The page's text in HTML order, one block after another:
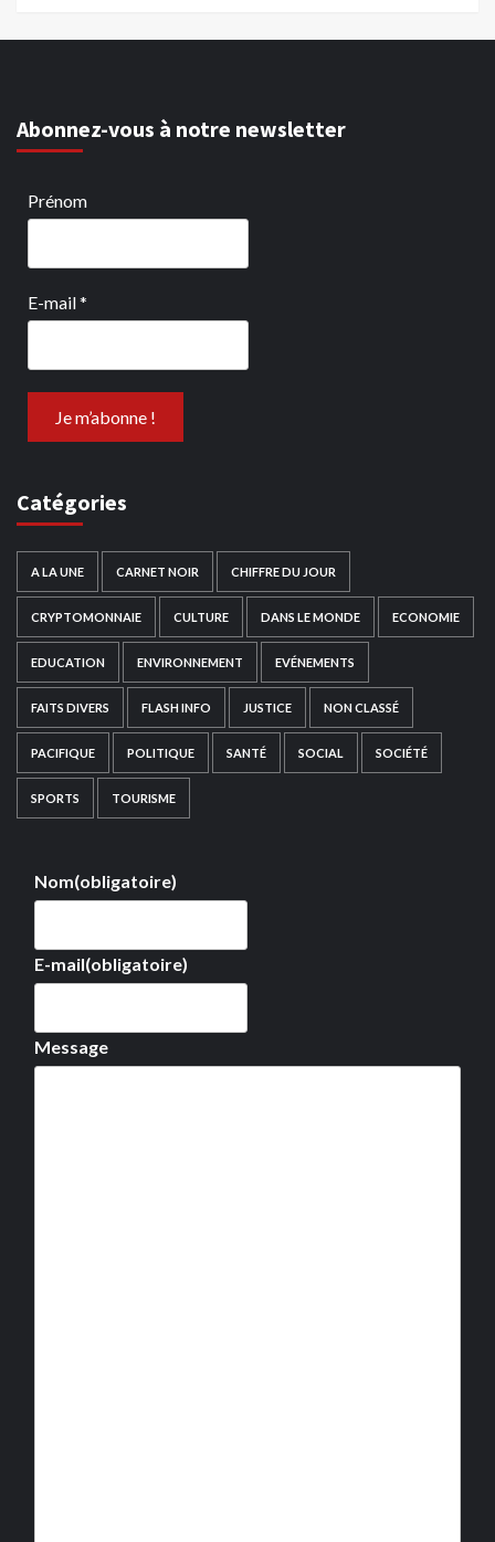
Abonnez-vous à notre newsletter
Prénom
E-mail*
Catégories
A LA UNE CARNET NOIR CHIFFRE DU JOUR
CRYPTOMONNAIE CULTURE DANS LE MONDE ECONOMIE
EDUCATION ENVIRONNEMENT EVÉNEMENTS
FAITS DIVERS FLASH INFO JUSTICE NON CLASSÉ
PACIFIQUE POLITIQUE SANTÉ SOCIAL SOCIÉTÉ
SPORTS TOURISME
Nom(obligatoire)
E-mail(obligatoire)
Message